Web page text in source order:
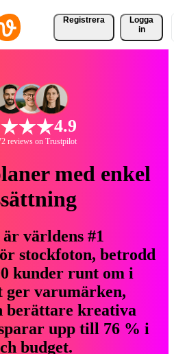
Registrera
Logga
in
4.9
reviews on Trustpilot
med enkel
är världens #1
stockfoton, betrodd
kunder runt om i
ger varumärken,
berättare kreativa
upp till 76 % i
budget.